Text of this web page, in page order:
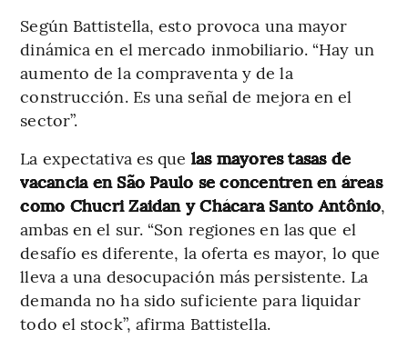
Según Battistella, esto provoca una mayor
dinámica en el mercado inmobiliario. “Hay un
aumento de la compraventa y de la
construcción. Es una señal de mejora en el
sector”.
La expectativa es que las mayores tasas de
vacancia en São Paulo se concentren en áreas
como Chucri Zaidan y Chácara Santo Antônio,
ambas en el sur. “Son regiones en las que el
desafío es diferente, la oferta es mayor, lo que
lleva a una desocupación más persistente. La
demanda no ha sido suficiente para liquidar
todo el stock”, afirma Battistella.